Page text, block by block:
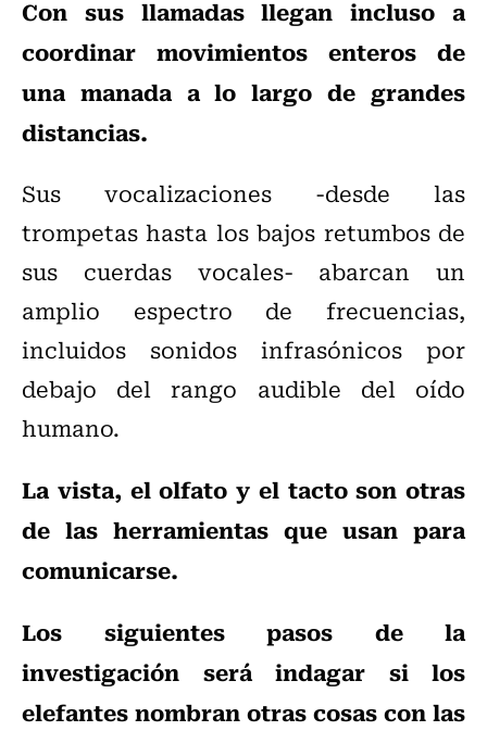
Con sus llamadas llegan incluso a
coordinar movimientos enteros de
una manada a lo largo de grandes
distancias.
Sus vocalizaciones -desde las
trompetas hasta los bajos retumbos de
sus cuerdas vocales- abarcan un
amplio espectro de frecuencias,
incluidos sonidos infrasónicos por
debajo del rango audible del oído
humano.
La vista, el olfato y el tacto son otras
de las herramientas que usan para
comunicarse.
Los siguientes pasos de la
investigación será indagar si los
elefantes nombran otras cosas con las